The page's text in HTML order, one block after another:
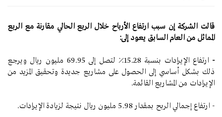
قالت الشركة إن سبب ارتفاع الأرباح خلال الربع الحالي مقارنة مع الربع
المماثل من العام السابق يعود إلى:
-
ارتفاع الإيرادات بنسبة 15.28٪ لتصل إلى 69.95 مليون ريال ويرجع
ذلك بشكل أساسي إلى الحصول على مشاريع جديدة وتحقيق المزيد من
الإيرادات من المشاريع القائمة.
- ارتفاع إجمالي الربح بمقدار 5.98 مليون ريال نتيجة لزيادة الإيرادات.